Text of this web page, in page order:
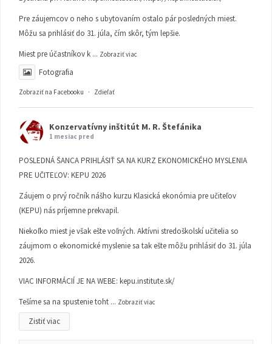
Pre záujemcov o neho s ubytovaním ostalo pár posledných miest.
Môžu sa prihlásiť do 31. júla, čím skôr, tým lepšie.
Miest pre účastníkov k ... Zobraziť viac
Fotografia
Zobraziť na Facebooku · Zdieľať
Konzervatívny inštitút M. R. Štefánika
1 mesiac pred
POSLEDNÁ ŠANCA PRIHLÁSIŤ SA NA KURZ EKONOMICKÉHO MYSLENIA
PRE UČITEĽOV: KEPU 2026
Záujem o prvý ročník nášho kurzu Klasická ekonómia pre učiteľov
(KEPU) nás príjemne prekvapil.
Niekoľko miest je však ešte voľných. Aktívni stredoškolskí učitelia so
záujmom o ekonomické myslenie sa tak ešte môžu prihlásiť do 31. júla
2026.
VIAC INFORMÁCIÍ JE NA WEBE: kepu.institute.sk/
Tešíme sa na spustenie toht ... Zobraziť viac
Zistiť viac